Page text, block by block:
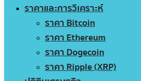
ราคาและการวิเคราะห์
ราคา Bitcoin
ราคา Ethereum
ราคา Dogecoin
ราคา Ripple (XRP)